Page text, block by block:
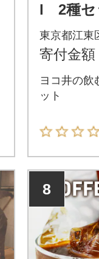
l 2種セ
001】
東京都江東
寄付金額
ヨコ井の飲
ット
8